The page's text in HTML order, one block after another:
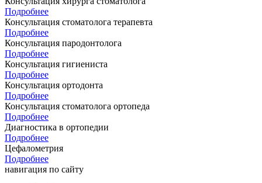
Подробнее
Консультация стоматолога терапевта
Подробнее
Консультация пародонтолога
Подробнее
Консультация гигиениста
Подробнее
Консультация ортодонта
Подробнее
Консультация стоматолога ортопеда
Подробнее
Диагностика в ортопедии
Подробнее
Цефалометрия
Подробнее
навигация по сайту